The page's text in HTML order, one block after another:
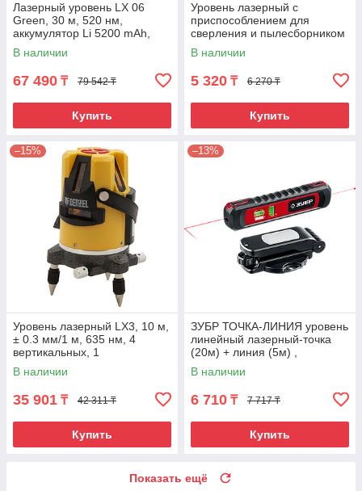
Лазерный уровень LX 06
Green, 30 м, 520 нм,
аккумулятор Li 5200 mAh,
резьба 5/8" Denzel
В наличии
67 490 ₸ 79 542 ₸
Купить
Уровень лазерный с
приспособлением для
сверления и пылесборником
Matrix
В наличии
5 320 ₸ 6 270 ₸
Купить
–15%
Уровень лазерный LX3, 10 м,
± 0.3 мм/1 м, 635 нм, 4
вертикальных, 1
горизонтальная плоскости,
резьба 5/8"
В наличии
35 901 ₸ 42 311 ₸
Купить
–13%
ЗУБР ТОЧКА-ЛИНИЯ уровень
линейный лазерный-точка
(20м) + линия (5м) ,
подставка-штатив, точн.
+/-0,4 мм/м,
В наличии
6 710 ₸ 7 717 ₸
Купить
Показать ещё